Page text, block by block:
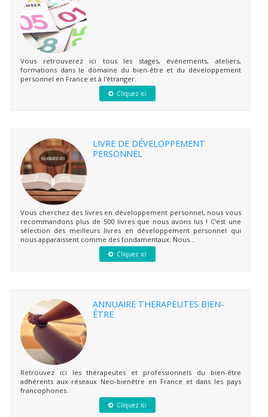
Vous retrouverez ici tous les stages, événements, ateliers,
formations dans le domaine du bien-être et du développement
personnel en France et à l'étranger.
Cliquez ici
LIVRE DE DÉVELOPPEMENT
PERSONNEL
Vous cherchez des livres en développement personnel, nous vous
recommandons plus de 500 livres que nous avons lus ! C'est une
sélection des meilleurs livres en développement personnel qui
nous apparaissent comme des fondamentaux. Nous...
Cliquez ici
ANNUAIRE THERAPEUTES BIEN-
ÊTRE
Retrouvez ici les thérapeutes et professionnels du bien-être
adhérents aux réseaux Neo-bienêtre en France et dans les pays
francophones.
Cliquez ici